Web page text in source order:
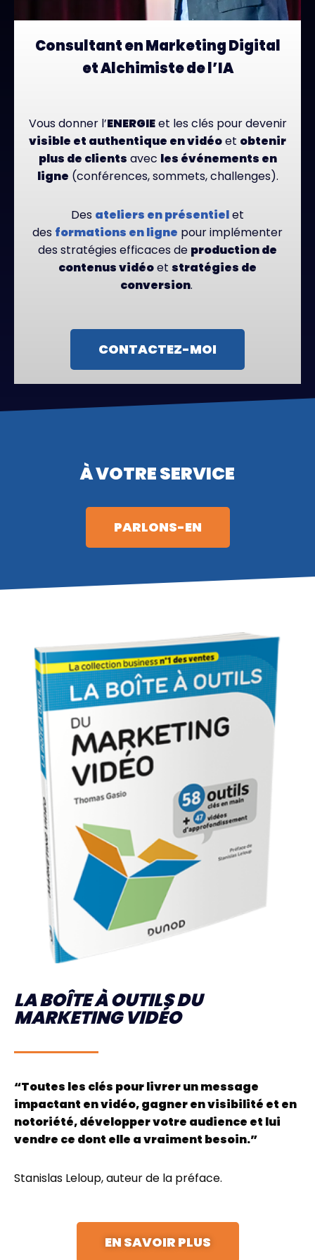
Consultant en Marketing Digital
et Alchimiste de l’IA
Vous donner l’ENERGIEet les clés pour devenir
visible et authentique en vidéoet obtenir
plus de clients avec les événements en
ligne (conférences, sommets, challenges).
Des ateliers en présentielet
des formations en ligne pour implémenter
des stratégies efficaces de production de
contenus vidéoet stratégies de
conversion.
CONTACTEZ-MOI
À VOTRE SERVICE
PARLONS-EN
LA BOÎTE À OUTILS DU
MARKETING VIDÉO
“Toutes les clés pour livrer un message
impactant en vidéo, gagner en visibilité et en
notoriété, développer votre audience et lui
vendre ce dont elle a vraiment besoin.”
Stanislas Leloup, auteur de la préface.
EN SAVOIR PLUS